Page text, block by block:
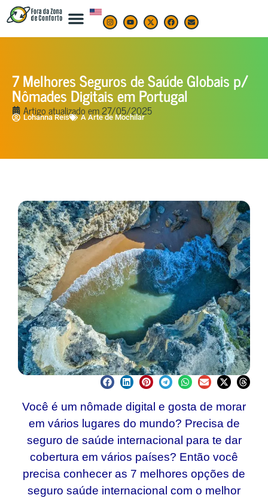
7 Melhores Seguros de Saúde Globais p/
Nômades Digitais em Portugal
Artigo atualizado em27/05/2025
Lohanna Reis A Arte de Mochilar
Você é um nômade digital e gosta de morar
em vários lugares do mundo? Precisa de
seguro de saúde internacional para te dar
cobertura em vários países? Então você
precisa conhecer as 7 melhores opções de
seguro saúde internacional com o melhor